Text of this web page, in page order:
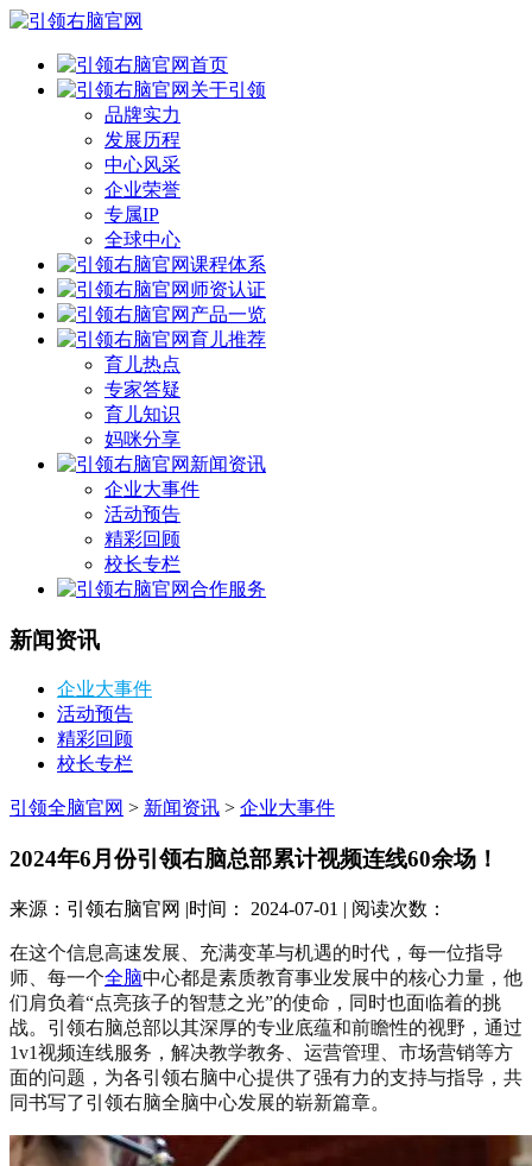
首页
关于引领
品牌实力
发展历程
中心风采
企业荣誉
专属IP
全球中心
课程体系
师资认证
产品一览
育儿推荐
育儿热点
专家答疑
育儿知识
妈咪分享
新闻资讯
企业大事件
活动预告
精彩回顾
校长专栏
合作服务
新闻资讯
企业大事件
活动预告
精彩回顾
校长专栏
引领全脑官网 > 新闻资讯 > 企业大事件
2024年6月份引领右脑总部累计视频连线60余场！
来源：引领右脑官网 |时间： 2024-07-01 | 阅读次数：
在这个信息高速发展、充满变革与机遇的时代，每一位指导
师、每一个全脑中心都是素质教育事业发展中的核心力量，他
们肩负着“点亮孩子的智慧之光”的使命，同时也面临着的挑
战。引领右脑总部以其深厚的专业底蕴和前瞻性的视野，通过
1v1视频连线服务，解决教学教务、运营管理、市场营销等方
面的问题，为各引领右脑中心提供了强有力的支持与指导，共
同书写了引领右脑全脑中心发展的崭新篇章。